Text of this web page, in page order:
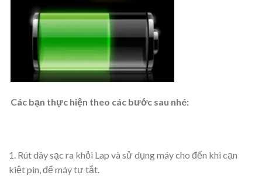
Các bạn thực hiện theo các bước sau nhé:
1. Rút dây sạc ra khỏi Lap và sử dụng máy cho đến khi cạn
kiệt pin, để máy tự tắt.